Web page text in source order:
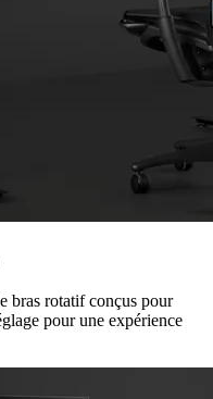
bras rotatif conçus pour
pour une expérience